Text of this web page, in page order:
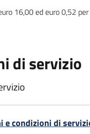
16,00 ed euro 0,52
di servizio
e condizioni di